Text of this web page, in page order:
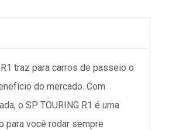
R1 traz para carros de passeio o
do mercado. Com
o SP TOURING R1 é uma
para você rodar sempre